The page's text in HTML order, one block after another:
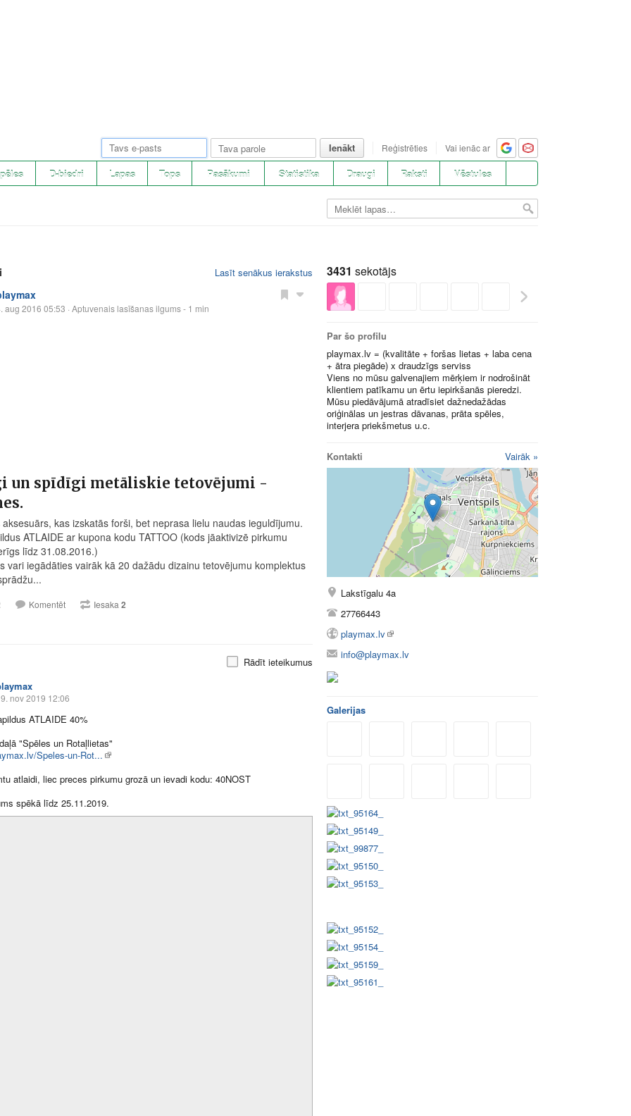
Ienākt Reģistrēties Vai ienāc ar
D-biedri Lapas Tops Pasākumi Statistika Draugi Raksti Vēstules
Lasīt senākus ierakstus
aug 2016 05:53 · Aptuvenais lasīšanas ilgums - 1 min
un spīdīgi metāliskie tetovējumi -
kas izskatās forši, bet neprasa lielu naudas ieguldījumu.
ATLAIDE ar kupona kodu TATTOO (kods jāaktivizē pirkumu
līdz 31.08.2016.)
vari iegādāties vairāk kā 20 dažādu dizainu tetovējumu komplektus
Komentēt Iesaka 2
Rādīt ieteikumus
nov 2019 12:06
ATLAIDE 40%
"Spēles un Rotaļlietas"
Speles-un-Rot...
atlaidi, liec preces pirkumu grozā un ievadi kodu: 40NOST
spēkā līdz 25.11.2019.
3431 sekotājs
Par šo profilu
playmax.lv = (kvalitāte + foršas lietas + laba cena
+ ātra piegāde) x draudzīgs serviss
Viens no mūsu galvenajiem mērķiem ir nodrošināt
klientiem patīkamu un ērtu iepirkšanās pieredzi.
Mūsu piedāvājumā atradīsiet dažnedažādas
oriģinālas un jestras dāvanas, prāta spēles,
interjera priekšmetus u.c.
Kontakti Vairāk »
Lakstīgalu 4a
27766443
playmax.lv
info@playmax.lv
Galerijas